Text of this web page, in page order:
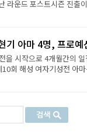
라운드 포스트시즌 진출
기 아마 4명, 프로예
시작으로 4개월간의
회 해성 여자기성전 아